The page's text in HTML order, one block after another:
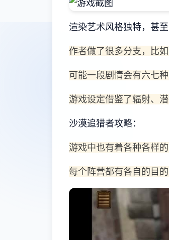
渲染艺术风格独特，甚
作者做了很多分支，比
可能一段剧情会有六七
游戏设定借鉴了辐射、
沙漠追猎者攻略：
游戏中也有着各种各样
每个阵营都有各自的目